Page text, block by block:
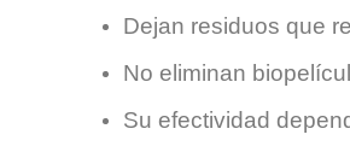
Dejan residuos que
No eliminan
Su efectividad